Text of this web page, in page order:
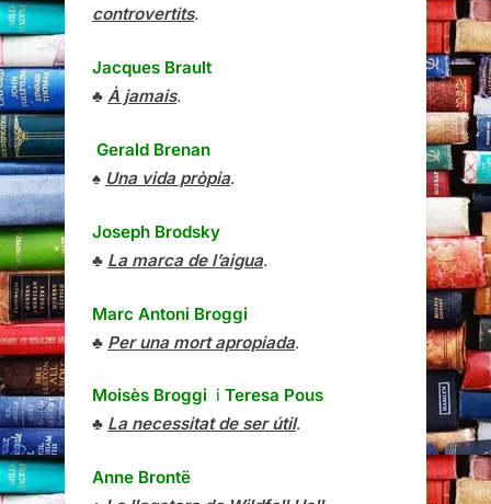
controvertits.
Jacques Brault
♣ À jamais.
Gerald Brenan
♠ Una vida pròpia.
Joseph Brodsky
♣ La marca de l’aigua.
Marc Antoni Broggi
♣ Per una mort apropiada.
Moisès Broggi i Teresa Pous
♣ La necessitat de ser útil.
Anne Brontë